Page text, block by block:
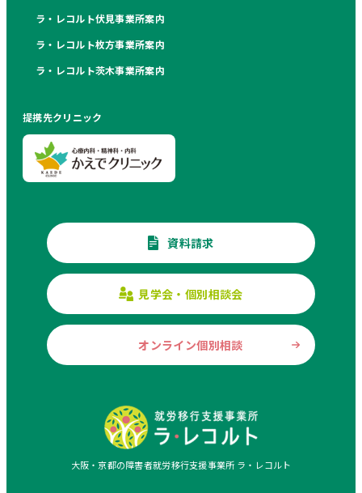
ラ・レコルト伏見事業所案内
ラ・レコルト枚方事業所案内
ラ・レコルト茨木事業所案内
提携先クリニック
資料請求
見学会・個別相談会
オンライン個別相談
大阪・京都の障害者就労移行支援事業所 ラ・レコルト